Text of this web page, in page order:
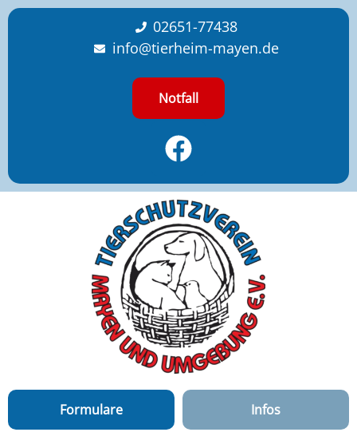
content
02651-77438
info@tierheim-mayen.de
Notfall
Formulare Infos